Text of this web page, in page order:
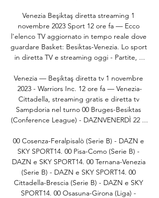
Venezia Beşiktaş diretta streaming 1
novembre 2023 Sport 12 ore fa — Ecco
l'elenco TV aggiornato in tempo reale dove
guardare Basket: Besiktas-Venezia. Lo sport
in diretta TV e streaming oggi - Partite, ...
Venezia — Beşiktaş diretta tv 1 novembre
2023 - Warriors Inc. 12 ore fa — Venezia-
Cittadella, streaming gratis e diretta tv
Sampdoria nel turno 00 Bruges-Besiktas
(Conference League) - DAZNVENERDÌ 22 ...
00 Cosenza-Feralpisalò (Serie B) - DAZN e
SKY SPORT14. 00 Pisa-Como (Serie B) -
DAZN e SKY SPORT14. 00 Ternana-Venezia
(Serie B) - DAZN e SKY SPORT14. 00
Cittadella-Brescia (Serie B) - DAZN e SKY
SPORT14. 00 Osasuna-Girona (Liga) -